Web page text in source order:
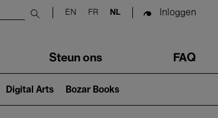
Submit search
EN FR NL Inloggen
Steun ons FAQ
Digital Arts Bozar Books